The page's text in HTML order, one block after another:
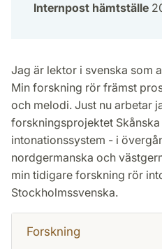
Internpost hämtställe
Jag är lektor i svenska som
Min forskning rör främst
och melodi. Just nu arbetar
forskningsprojektet
intonationssystem - i
nordgermanska och
min tidigare forskning rör
Stockholmssvenska.
Forskning